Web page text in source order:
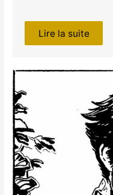
Lire la suite